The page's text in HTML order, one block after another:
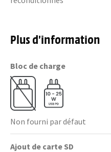
Plus d’information
Bloc de charge
Non fourni par défaut
Ajout de carte SD